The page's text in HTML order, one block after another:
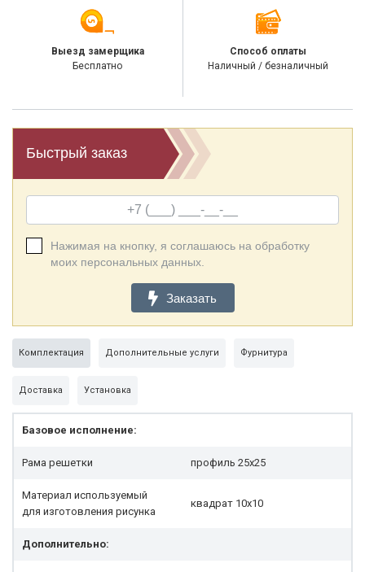
Выезд замерщика
Бесплатно
Способ оплаты
Наличный / безналичный
Быстрый заказ
Нажимая на кнопку, я соглашаюсь на обработку
моих персональных данных.
Заказать
Комплектация Дополнительные услуги Фурнитура
Доставка Установка
Базовое исполнение:
Рама решетки профиль 25x25
Материал используемый
для изготовления рисунка
квадрат 10х10
Дополнительно: